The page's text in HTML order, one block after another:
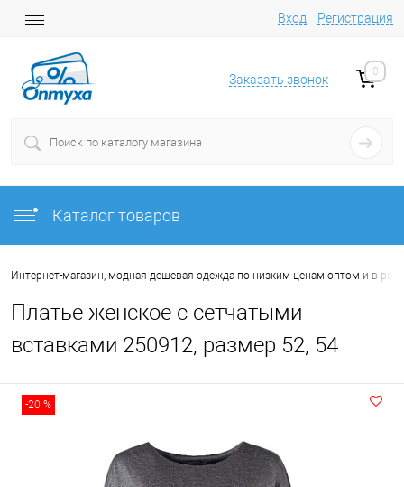
Вход Регистрация
Заказать звонок
0
Каталог товаров
Интернет-магазин, модная дешевая одежда по низким ценам оптом и в
Платье женское с сетчатыми
вставками 250912, размер 52, 54
-20 %